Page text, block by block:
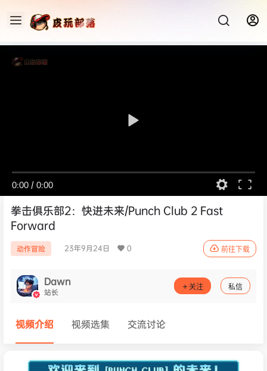
0:00 / 0:00
拳击俱乐部2：快进未来/Punch Club 2 Fast
Forward
动作冒险 23年9月24日 0 前往下载
Dawn
站长 关注 私信
视频介绍 视频选集 交流讨论